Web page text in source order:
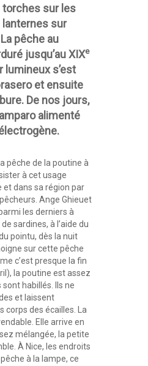
torches sur les
sur
pêche au
jusqu’au XIXe
lumineux s’est
et ensuite
De nos jours,
alimenté
pêche de la poutine à
à cet usage
et dans sa région par
Ange Ghieuet
les derniers à
sardines, à l’aide du
pointu, dès la nuit
sur cette pêche
c’est presque la fin
la poutine est assez
habillés. Ils ne
et laissent
corps des écailles. La
Elle arrive en
mélangée, la petite
À Nice, les endroits
à la lampe, ce